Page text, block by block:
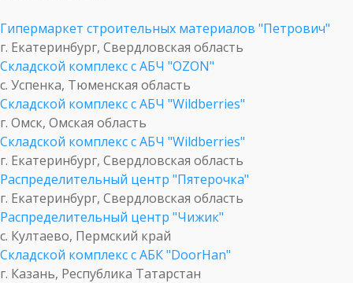
Гипермаркет строительных материалов "Петрович"
г. Екатеринбург, Свердловская область
Складской комплекс с АБЧ "OZON"
с. Успенка, Тюменская область
Складской комплекс с АБЧ "Wildberries"
г. Омск, Омская область
Складской комплекс с АБЧ "Wildberries"
г. Екатеринбург, Свердловская область
Распределительный центр "Пятерочка"
г. Екатеринбург, Свердловская область
Распределительный центр "Чижик"
с. Култаево, Пермский край
Складской комплекс с АБК "DoorHan"
г. Казань, Республика Татарстан